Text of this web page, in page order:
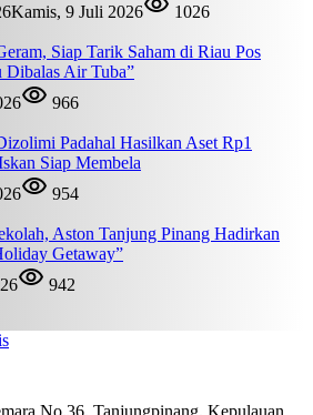
Kamis, 9 Juli 2026
1026
Siap Tarik Saham di Riau Pos
Dibalas Air Tuba”
966
Padahal Hasilkan Aset Rp1
Siap Membela
954
Aston Tanjung Pinang Hadirkan
Getaway”
942